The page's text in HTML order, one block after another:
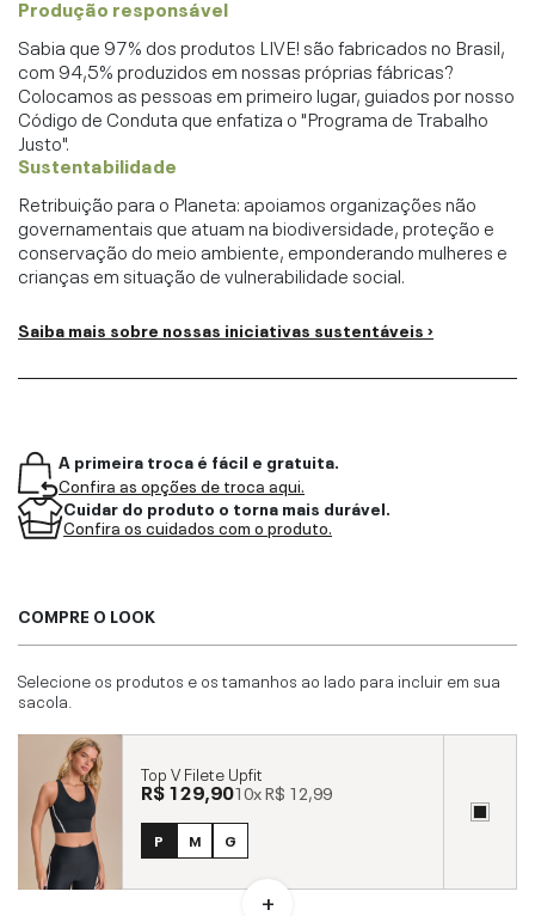
Produção responsável
Sabia que 97% dos produtos LIVE! são fabricados no Brasil,
com 94,5% produzidos em nossas próprias fábricas?
Colocamos as pessoas em primeiro lugar, guiados por nosso
Código de Conduta que enfatiza o "Programa de Trabalho
Justo".
Sustentabilidade
Retribuição para o Planeta: apoiamos organizações não
governamentais que atuam na biodiversidade, proteção e
conservação do meio ambiente, emponderando mulheres e
crianças em situação de vulnerabilidade social.
Saiba mais sobre nossas iniciativas sustentáveis ›
A primeira troca é fácil e gratuita.
Confira as opções de troca aqui.
Cuidar do produto o torna mais durável.
Confira os cuidados com o produto.
COMPRE O LOOK
Selecione os produtos e os tamanhos ao lado para incluir em sua
sacola.
Top V Filete Upfit
R$ 129,9010xR$ 12,99
P M G